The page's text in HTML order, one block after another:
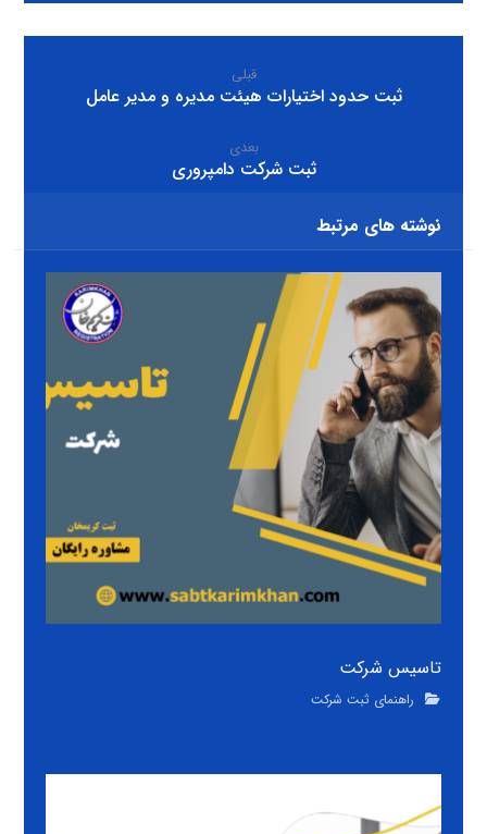
قبلی
ثبت حدود اختیارات هیئت مدیره و مدیر عامل
بعدی
ثبت شرکت دامپروری
نوشته های مرتبط
تاسیس شرکت
راهنمای ثبت شرکت